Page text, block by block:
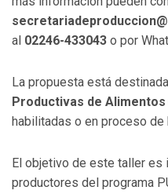
al 02246-433043 o por
La propuesta está
Productivas de Alimentos
habilitadas o en proceso de
El objetivo de este taller es
productores del programa